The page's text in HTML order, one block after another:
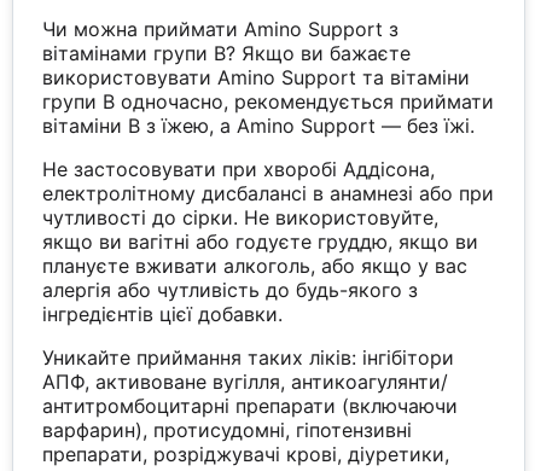
Чи можна приймати Amino Support з
вітамінами групи В? Якщо ви бажаєте
використовувати Amino Support та вітаміни
групи B одночасно, рекомендується приймати
вітаміни B з їжею, а Amino Support — без їжі.
Не застосовувати при хворобі Аддісона,
електролітному дисбалансі в анамнезі або при
чутливості до сірки. Не використовуйте,
якщо ви вагітні або годуєте груддю, якщо ви
плануєте вживати алкоголь, або якщо у вас
алергія або чутливість до будь-якого з
інгредієнтів цієї добавки.
Уникайте приймання таких ліків: інгібітори
АПФ, активоване вугілля, антикоагулянти/
антитромбоцитарні препарати (включаючи
варфарин), протисудомні, гіпотензивні
препарати, розріджувачі крові, діуретики,